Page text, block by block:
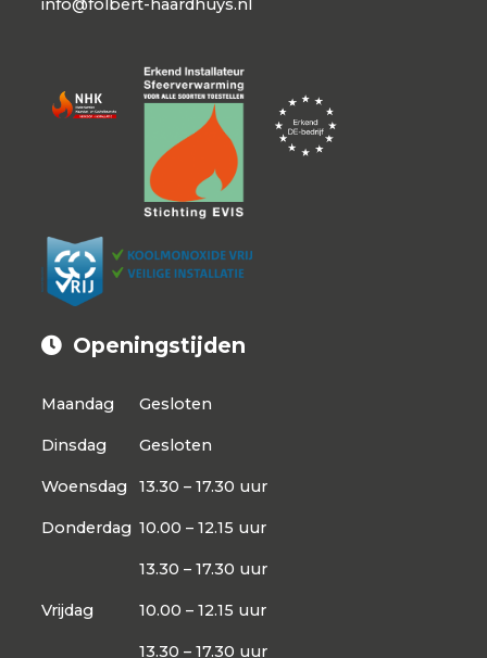
info@folbert-haardhuys.nl
Openingstijden
Maandag Gesloten
Dinsdag Gesloten
Woensdag 13.30 – 17.30 uur
Donderdag 10.00 – 12.15 uur
13.30 – 17.30 uur
Vrijdag 10.00 – 12.15 uur
13.30 – 17.30 uur